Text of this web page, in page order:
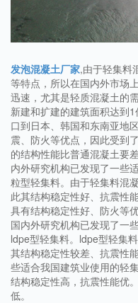
发泡混凝土厂家,由于轻集料
等特点，所以在国内外市场
迅速，尤其是轻质混凝土的
新建和扩建的建筑面积达到
口到日本、韩国和东南亚地
震、防火等优点，因此受到
的结构性能比普通混凝土要
内外研究机构已发现了一些
粒型轻集料。由于轻集料混
此其结构稳定性好、抗震性
具有结构稳定性好、防火等
国内外研究机构已发现了一
ldpe型轻集料。ldpe型轻集
其结构稳定性较差、抗震性
些适合我国建筑业使用的轻
结构稳定性高，抗震性能优
低。